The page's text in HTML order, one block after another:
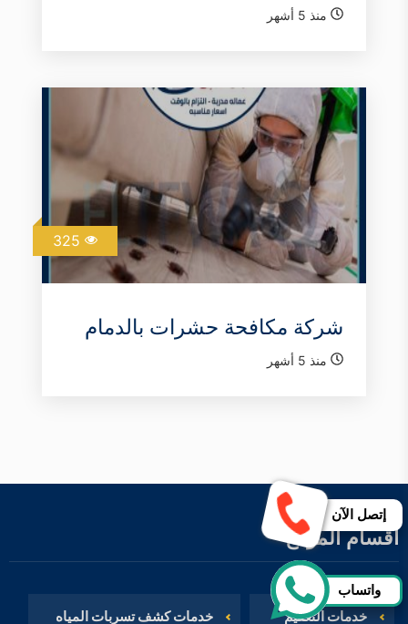
منذ 5 أشهر
شركة مكافحة حشرات بالدمام
منذ 5 أشهر
أقسام الموقع
خدمات التعقيم خدمات كشف تسربات المياه
إتصل الآن
واتساب